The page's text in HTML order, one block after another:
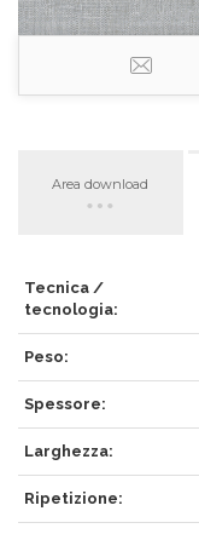
Area download
Tecnica /
tecnologia:
Peso:
Spessore:
Larghezza:
Ripetizione: